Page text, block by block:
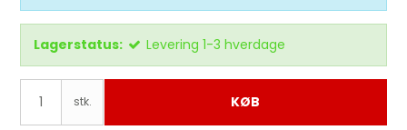
Lagerstatus: Levering 1-3 hverdage
stk. KØB